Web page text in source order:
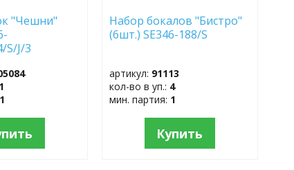
"Чешни"
S/J/3
1
1
Набор бокалов "Бистро"
(6шт.) SE346-188/S
артикул: 91113
кол-во в уп.: 4
мин. партия: 1
Купить